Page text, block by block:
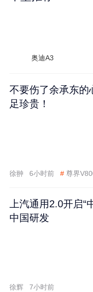
奥迪A3
不要伤了余承东的
足珍贵！
徐翀 6小时前 # 尊界
上汽通用2.0开启
中国研发
徐辉 7小时前